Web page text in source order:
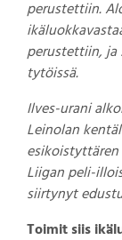
perustettiin.
perustettiin, ja
tytöissä.
Ilves-urani
Leinolan
Liigan peli-
siirtynyt
Toimit siis